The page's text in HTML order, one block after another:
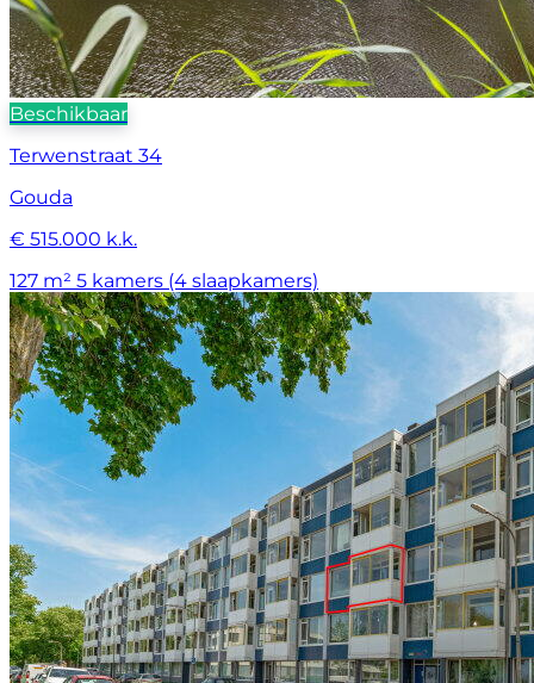
Beschikbaar
Terwenstraat 34
Gouda
€ 515.000 k.k.
127 m² 5 kamers (4 slaapkamers)